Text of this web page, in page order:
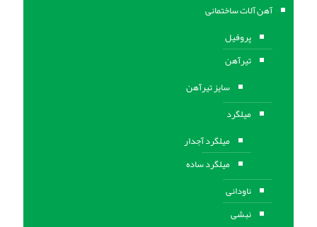
آهن آلات ساختمانی
پروفیل
تیرآهن
سایز تیرآهن
میلگرد
میلگرد آجدار
میلگرد ساده
ناودانی
نبشی